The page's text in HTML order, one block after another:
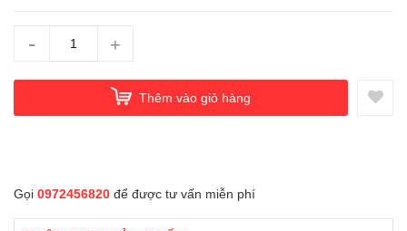
- +
Thêm vào giỏ hàng
Gọi 0972456820 để được tư vấn miễn phí